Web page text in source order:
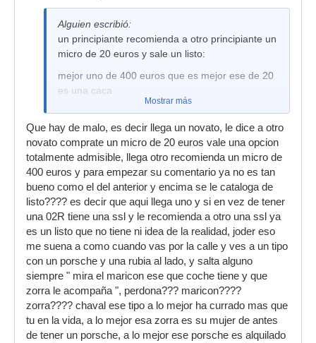
Alguien escribió:
un principiante recomienda a otro principiante un
micro de 20 euros y sale un listo:
mejor uno de 400 euros que es mejor ese de 20
es una caca
Mostrar más
Que hay de malo, es decir llega un novato, le dice a otro
novato comprate un micro de 20 euros vale una opcion
totalmente admisible, llega otro recomienda un micro de
400 euros y para empezar su comentario ya no es tan
bueno como el del anterior y encima se le cataloga de
listo???? es decir que aqui llega uno y si en vez de tener
una 02R tiene una ssl y le recomienda a otro una ssl ya
es un listo que no tiene ni idea de la realidad, joder eso
me suena a como cuando vas por la calle y ves a un tipo
con un porsche y una rubia al lado, y salta alguno
siempre " mira el maricon ese que coche tiene y que
zorra le acompaña ", perdona??? maricon????
zorra???? chaval ese tipo a lo mejor ha currado mas que
tu en la vida, a lo mejor esa zorra es su mujer de antes
de tener un porsche, a lo mejor ese porsche es alquilado